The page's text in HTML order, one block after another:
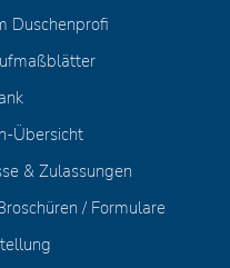
Duschenprofi
Übersicht
& Zulassungen
/ Formulare